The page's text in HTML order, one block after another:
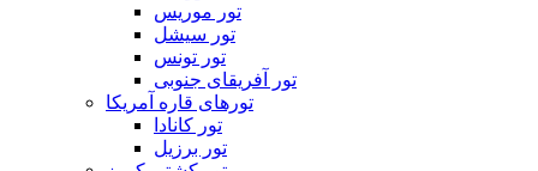
تور موریس
تور سیشل
تور تونس
تور آفریقای جنوبی
تورهای قاره آمریکا
تور کانادا
تور برزیل